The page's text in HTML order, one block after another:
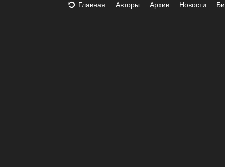
Главная Авторы Архив Новости